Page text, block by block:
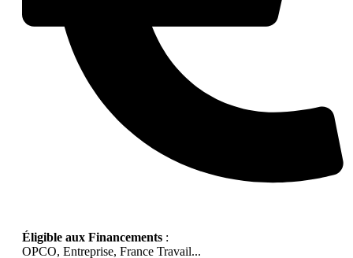
Éligible aux Financements :
OPCO, Entreprise, France Travail...